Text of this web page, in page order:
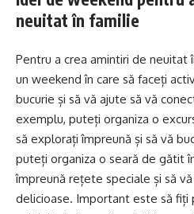
neuitat în familie
Pentru a crea amintiri de neuitat
un weekend în care să faceți
bucurie și să vă ajute să vă
exemplu, puteți organiza o
să explorați împreună și să vă
puteți organiza o seară de gătit
împreună rețete speciale și să
delicioase. Important este să fiți